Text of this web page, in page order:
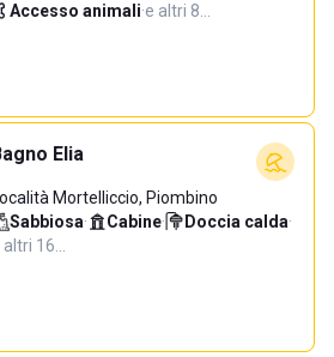
Accesso animali·e altri 8…
Elia
Mortelliccio, Piombino
Sabbiosa· Cabine· Doccia calda·
altri 16…